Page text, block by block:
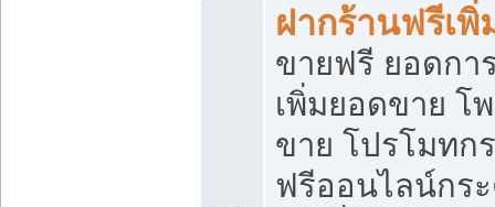
ฝากร้านฟรีเ
ขายฟรี ยอดกา
เพิ่มยอดขาย โ
ขาย โปรโมทก
ฟรีออนไลน์กร